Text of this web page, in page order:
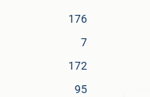
176
7
172
95